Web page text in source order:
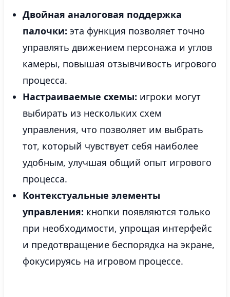
Двойная аналоговая поддержка
палочки: эта функция позволяет точно
управлять движением персонажа и углов
камеры, повышая отзывчивость игрового
процесса.
Настраиваемые схемы: игроки могут
выбирать из нескольких схем
управления, что позволяет им выбрать
тот, который чувствует себя наиболее
удобным, улучшая общий опыт игрового
процесса.
Контекстуальные элементы
управления: кнопки появляются только
при необходимости, упрощая интерфейс
и предотвращение беспорядка на экране,
фокусируясь на игровом процессе.